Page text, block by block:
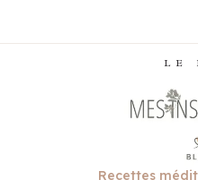
LE
Recettes